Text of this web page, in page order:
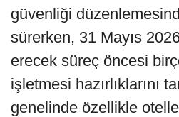
güvenliği
sürerken, 31 Mayıs
erecek süreç öncesi
işletmesi hazırlıklarını
genelinde özellikle